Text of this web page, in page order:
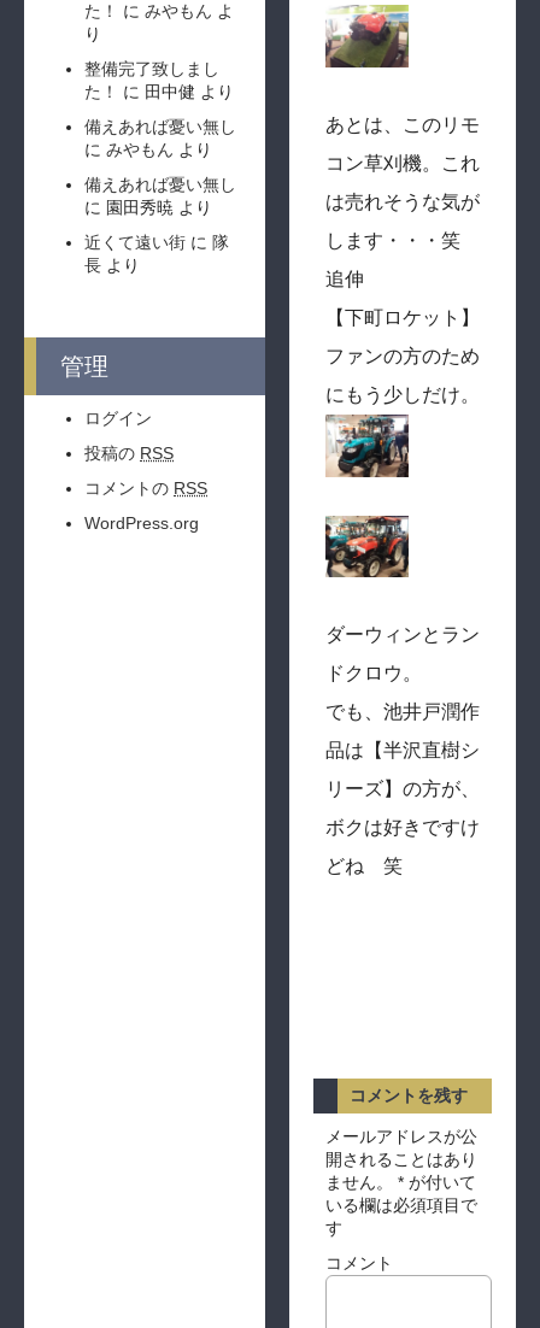
た！
に みやもん よ
り
整備完了致しまし
た！
に 田中健 より
備えあれば憂い無し
に みやもん より
備えあれば憂い無し
に 園田秀暁 より
近くて遠い街 に 隊
長 より
管理
ログイン
投稿の RSS
コメントの RSS
WordPress.org
あとは、このリモ
コン草刈機。これ
は売れそうな気が
します・・・笑
追伸
【下町ロケット】
ファンの方のため
にもう少しだけ。
ダーウィンとラン
ドクロウ。
でも、池井戸潤作
品は【半沢直樹シ
リーズ】の方が、
ボクは好きですけ
どね 笑
コメントを残す
メールアドレスが公
開されることはあり
ません。
* が付いて
いる欄は必須項目で
す
コメント